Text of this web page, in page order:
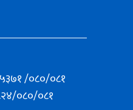
/०८०/०८१
०८०/०८१